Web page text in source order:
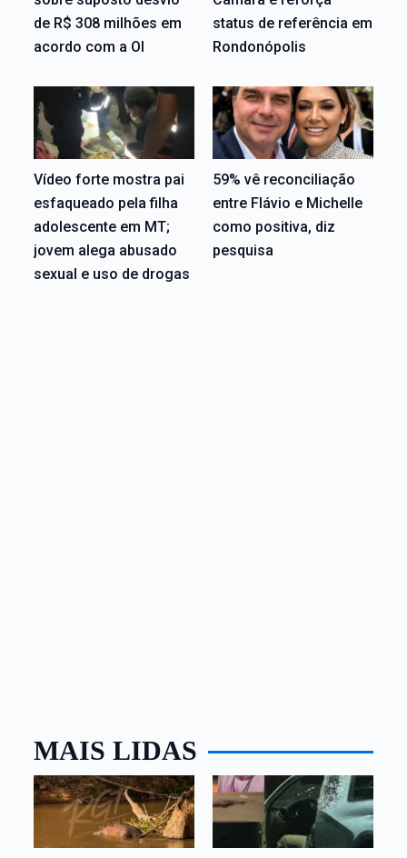
de R$ 308 milhões em
acordo com a OI
status de referência em
Rondonópolis
Vídeo forte mostra pai
esfaqueado pela filha
adolescente em MT;
jovem alega abusado
sexual e uso de drogas
59% vê reconciliação
entre Flávio e Michelle
como positiva, diz
pesquisa
MAIS LIDAS